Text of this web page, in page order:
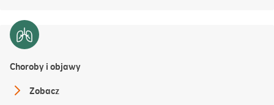
Choroby i objawy
Zobacz